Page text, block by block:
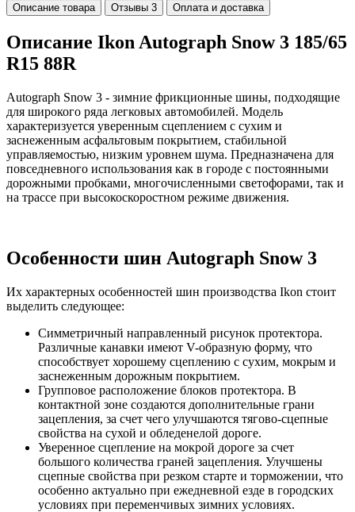
Описание товара Отзывы 3 Оплата и доставка
Описание Ikon Autograph Snow 3 185/65
R15 88R
Autograph Snow 3 - зимние фрикционные шины, подходящие
для широкого ряда легковых автомобилей. Модель
характеризуется уверенным сцеплением с сухим и
заснеженным асфальтовым покрытием, стабильной
управляемостью, низким уровнем шума. Предназначена для
повседневного использования как в городе с постоянными
дорожными пробками, многочисленными светофорами, так и
на трассе при высокоскоростном режиме движения.
Особенности шин Autograph Snow 3
Их характерных особенностей шин производства Ikon стоит
выделить следующее:
Симметричный направленный рисунок протектора.
Различные канавки имеют V-образную форму, что
способствует хорошему сцеплению с сухим, мокрым и
заснеженным дорожным покрытием.
Групповое расположение блоков протектора. В
контактной зоне создаются дополнительные грани
зацепления, за счет чего улучшаются тягово-сцепные
свойства на сухой и обледенелой дороге.
Уверенное сцепление на мокрой дороге за счет
большого количества граней зацепления. Улучшены
сцепные свойства при резком старте и торможении, что
особенно актуально при ежедневной езде в городских
условиях при переменчивых зимних условиях.